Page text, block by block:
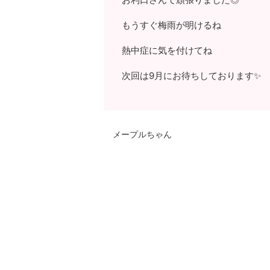
もうすぐ梅雨が明けるね
熱中症に気を付けてね
次回は9月にお待ちしております✨
メープルちゃん